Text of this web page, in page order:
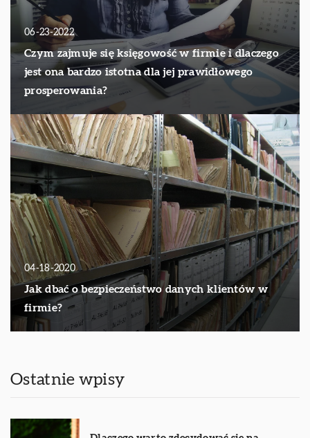
06-23-2022
Czym zajmuje się księgowość w firmie i dlaczego
jest ona bardzo istotna dla jej prawidłowego
prosperowania?
04-18-2020
Jak dbać o bezpieczeństwo danych klientów w
firmie?
Ostatnie wpisy